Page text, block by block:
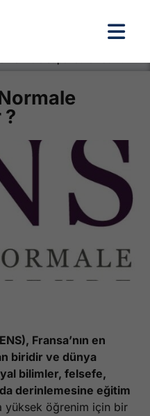
Fransa’nın en
biridir ve dünya
bilimler, felsefe,
derinlemesine eğitim
yüksek öğrenim için bir